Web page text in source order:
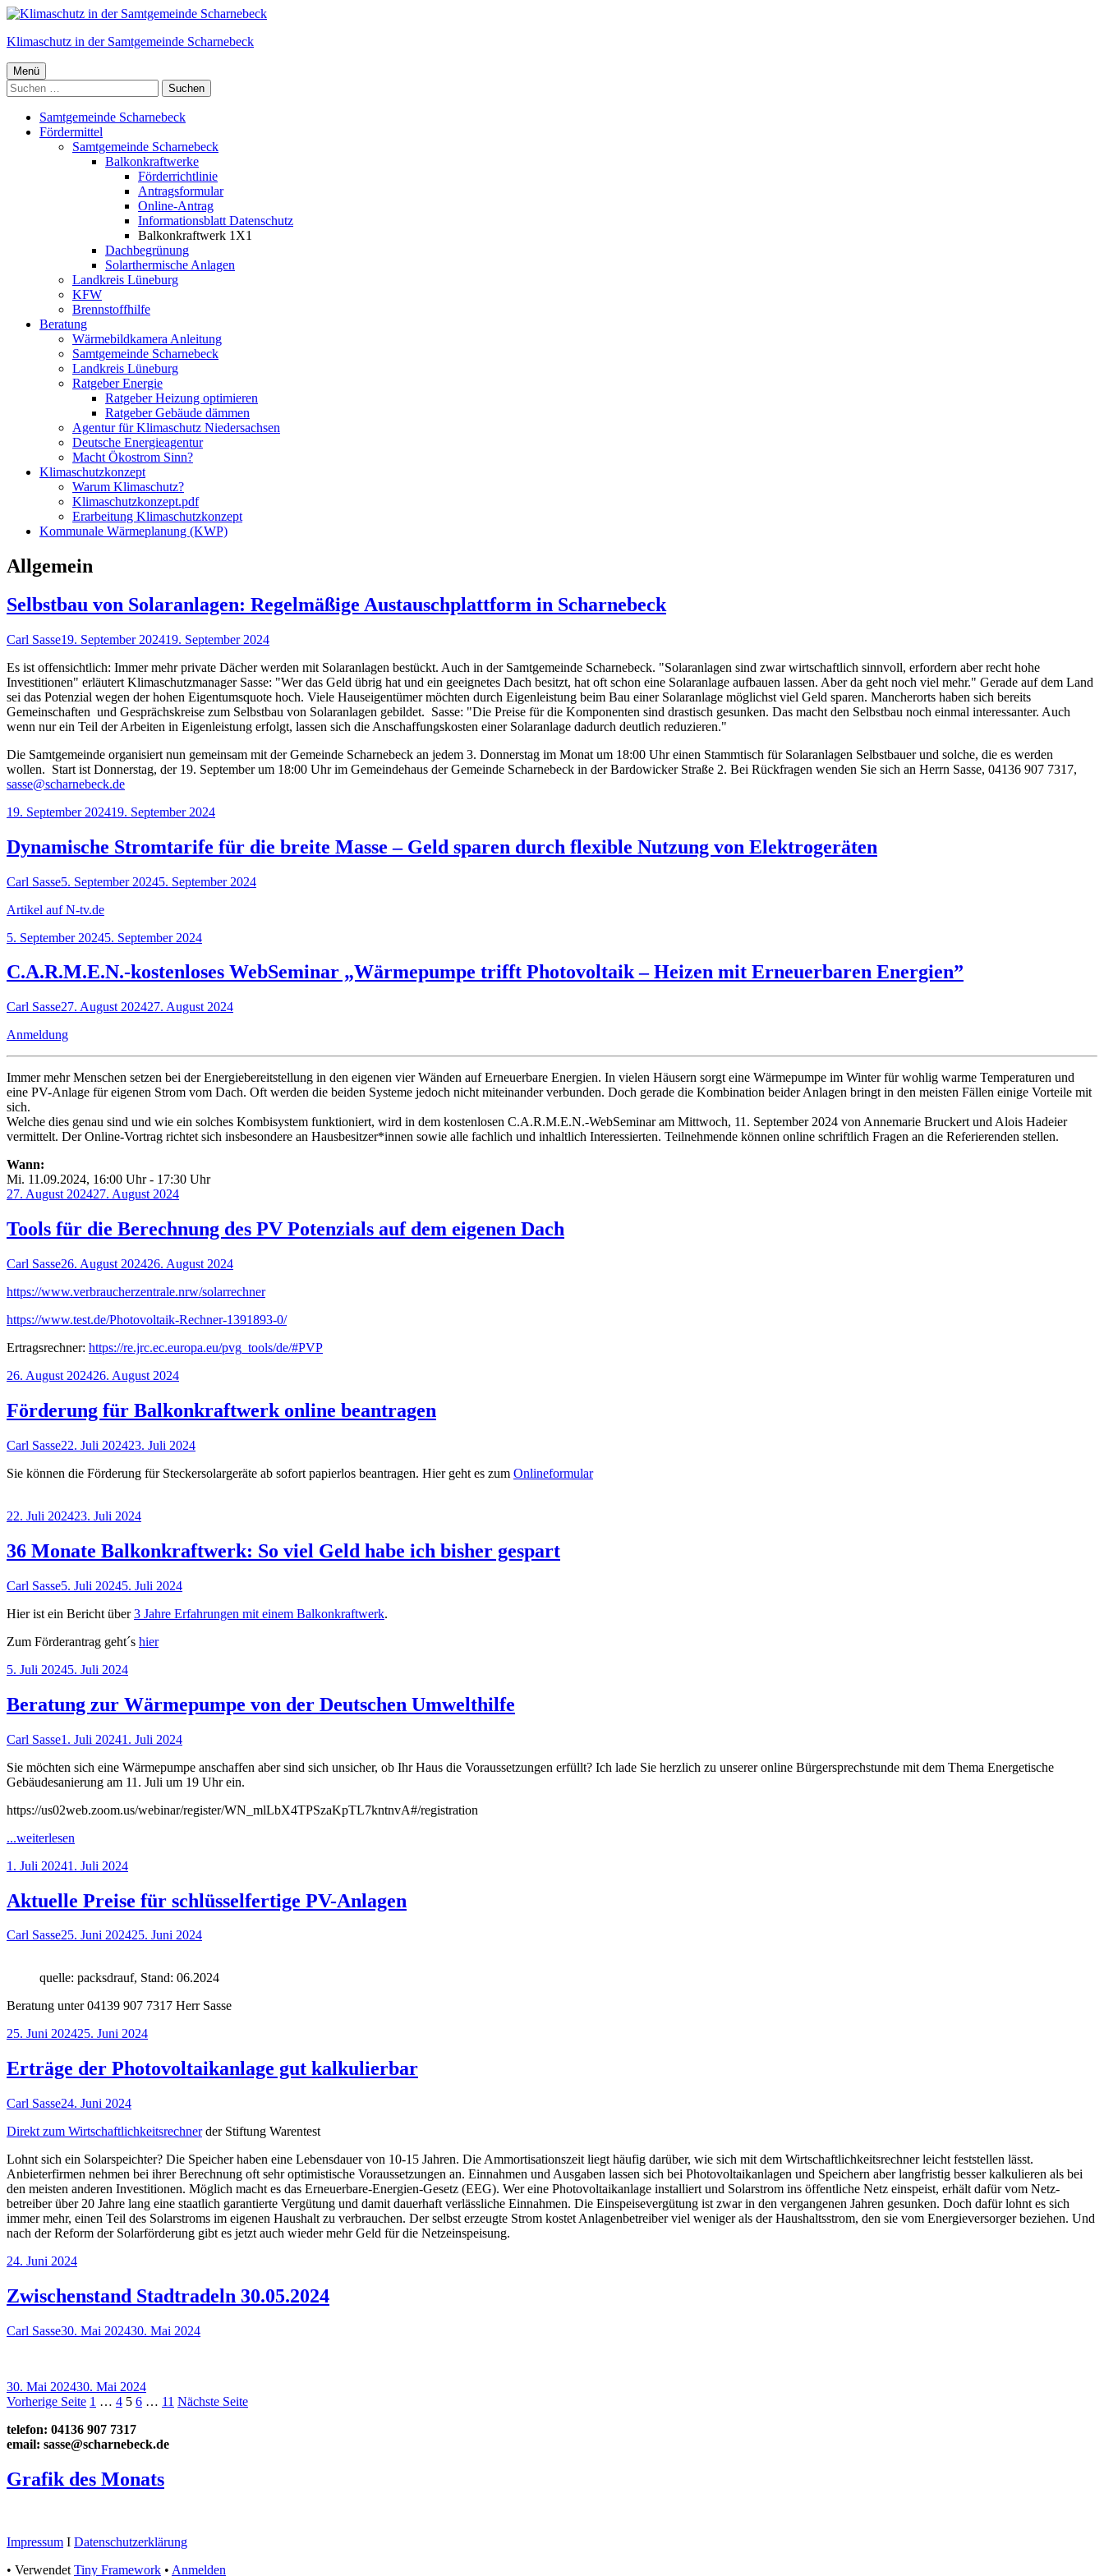
Springe
Inhalt
Klimaschutz in der Samtgemeinde Scharnebeck
Primäres
Menü
Menü
Suchen
nach:
Samtgemeinde Scharnebeck
Fördermittel
Samtgemeinde Scharnebeck
Balkonkraftwerke
Förderrichtlinie
Antragsformular
Online-Antrag
Informationsblatt Datenschutz
Balkonkraftwerk 1X1
Dachbegrünung
Solarthermische Anlagen
Landkreis Lüneburg
KFW
Brennstoffhilfe
Beratung
Wärmebildkamera Anleitung
Samtgemeinde Scharnebeck
Landkreis Lüneburg
Ratgeber Energie
Ratgeber Heizung optimieren
Ratgeber Gebäude dämmen
Agentur für Klimaschutz Niedersachsen
Deutsche Energieagentur
Macht Ökostrom Sinn?
Klimaschutzkonzept
Warum Klimaschutz?
Klimaschutzkonzept.pdf
Erarbeitung Klimaschutzkonzept
Kommunale Wärmeplanung (KWP)
Kategorie:
Allgemein
Selbstbau von Solaranlagen: Regelmäßige Austauschplattform in Scharnebeck
Autor
Carl SasseVeröffentlicht
19. September 202419. September 2024
Es ist offensichtlich: Immer mehr private Dächer werden mit Solaranlagen bestückt. Auch in der Samtgemeinde Scharnebeck. "Solaranlagen sind zwar wirtschaftlich sinnvoll, erfordern aber recht hohe
Investitionen" erläutert Klimaschutzmanager Sasse: "Wer das Geld übrig hat und ein geeignetes Dach besitzt, hat oft schon eine Solaranlage aufbauen lassen. Aber da geht noch viel mehr." Gerade auf dem Land
sei das Potenzial wegen der hohen Eigentumsquote hoch. Viele Hauseigentümer möchten durch Eigenleistung beim Bau einer Solaranlage möglichst viel Geld sparen. Mancherorts haben sich bereits
Gemeinschaften und Gesprächskreise zum Selbstbau von Solaranlagen gebildet. Sasse: "Die Preise für die Komponenten sind drastisch gesunken. Das macht den Selbstbau noch einmal interessanter. Auch
wenn nur ein Teil der Arbeiten in Eigenleistung erfolgt, lassen sich die Anschaffungskosten einer Solaranlage dadurch deutlich reduzieren."
Die Samtgemeinde organisiert nun gemeinsam mit der Gemeinde Scharnebeck an jedem 3. Donnerstag im Monat um 18:00 Uhr einen Stammtisch für Solaranlagen Selbstbauer und solche, die es werden
wollen. Start ist Donnerstag, der 19. September um 18:00 Uhr im Gemeindehaus der Gemeinde Scharnebeck in der Bardowicker Straße 2. Bei Rückfragen wenden Sie sich an Herrn Sasse, 04136 907 7317,
sasse@scharnebeck.de
Veröffentlicht
19. September 202419. September 2024
Dynamische Stromtarife für die breite Masse – Geld sparen durch flexible Nutzung von Elektrogeräten
Autor
Carl SasseVeröffentlicht
5. September 20245. September 2024
Artikel auf N-tv.de
Veröffentlicht
5. September 20245. September 2024
C.A.R.M.E.N.-kostenloses WebSeminar „Wärmepumpe trifft Photovoltaik – Heizen mit Erneuerbaren Energien”
Autor
Carl SasseVeröffentlicht
27. August 202427. August 2024
Anmeldung
Immer mehr Menschen setzen bei der Energiebereitstellung in den eigenen vier Wänden auf Erneuerbare Energien. In vielen Häusern sorgt eine Wärmepumpe im Winter für wohlig warme Temperaturen und
eine PV-Anlage für eigenen Strom vom Dach. Oft werden die beiden Systeme jedoch nicht miteinander verbunden. Doch gerade die Kombination beider Anlagen bringt in den meisten Fällen einige Vorteile mit
sich.
Welche dies genau sind und wie ein solches Kombisystem funktioniert, wird in dem kostenlosen C.A.R.M.E.N.-WebSeminar am Mittwoch, 11. September 2024 von Annemarie Bruckert und Alois Hadeier
vermittelt. Der Online-Vortrag richtet sich insbesondere an Hausbesitzer*innen sowie alle fachlich und inhaltlich Interessierten. Teilnehmende können online schriftlich Fragen an die Referierenden stellen.
Wann:
Mi. 11.09.2024, 16:00 Uhr - 17:30 Uhr
Veröffentlicht
27. August 202427. August 2024
Tools für die Berechnung des PV Potenzials auf dem eigenen Dach
Autor
Carl SasseVeröffentlicht
26. August 202426. August 2024
https://www.verbraucherzentrale.nrw/solarrechner
https://www.test.de/Photovoltaik-Rechner-1391893-0/
Ertragsrechner: https://re.jrc.ec.europa.eu/pvg_tools/de/#PVP
Veröffentlicht
26. August 202426. August 2024
Förderung für Balkonkraftwerk online beantragen
Autor
Carl SasseVeröffentlicht
22. Juli 202423. Juli 2024
Sie können die Förderung für Steckersolargeräte ab sofort papierlos beantragen. Hier geht es zum Onlineformular
Veröffentlicht
22. Juli 202423. Juli 2024
36 Monate Balkonkraftwerk: So viel Geld habe ich bisher gespart
Autor
Carl SasseVeröffentlicht
5. Juli 20245. Juli 2024
Hier ist ein Bericht über3 Jahre Erfahrungen mit einem Balkonkraftwerk.
Zum Förderantrag geht´s hier
Veröffentlicht
5. Juli 20245. Juli 2024
Beratung zur Wärmepumpe von der Deutschen Umwelthilfe
Autor
Carl SasseVeröffentlicht
1. Juli 20241. Juli 2024
Sie möchten sich eine Wärmepumpe anschaffen aber sind sich unsicher, ob Ihr Haus die Voraussetzungen erfüllt? Ich lade Sie herzlich zu unserer online Bürgersprechstunde mit dem Thema Energetische
Gebäudesanierung am 11. Juli um 19 Uhr ein.
https://us02web.zoom.us/webinar/register/WN_mlLbX4TPSzaKpTL7kntnvA#/registration
...weiterlesen
Wärmepumpe
der
Deutschen
Veröffentlicht
1. Juli 20241. Juli 2024
Aktuelle Preise für schlüsselfertige PV-Anlagen
Autor
Carl SasseVeröffentlicht
25. Juni 202425. Juni 2024
quelle: packsdrauf, Stand: 06.2024
Beratung unter 04139 907 7317 Herr Sasse
Veröffentlicht
25. Juni 202425. Juni 2024
Erträge der Photovoltaikanlage gut kalkulier­bar
Autor
Carl SasseVeröffentlicht
24. Juni 2024
Direkt zum Wirtschaftlichkeitsrechnerder Stiftung Warentest
Lohnt sich ein Solarspeichter? Die Speicher haben eine Lebensdauer von 10-15 Jahren. Die Ammortisationszeit liegt häufig darüber, wie sich mit dem Wirtschaftlichkeitsrechner leicht feststellen lässt.
Anbieterfirmen nehmen bei ihrer Berechnung oft sehr optimistische Voraussetzungen an. Einnahmen und Ausgaben lassen sich bei Photovoltaikanlagen und Speichern aber lang­fristig besser kalkulieren als bei
den meisten anderen Investitionen. Möglich macht es das Erneuer­bare-Energien-Gesetz (EEG). Wer eine Photovoltaikanlage installiert und Solar­strom ins öffent­liche Netz einspeist, erhält dafür vom Netz­
betreiber über 20 Jahre lang eine staatlich garan­tierte Vergütung und damit dauer­haft verläss­liche Einnahmen. Die Einspeise­vergütung ist zwar in den vergangenen Jahren gesunken. Doch dafür lohnt es sich
immer mehr, einen Teil des Solar­stroms im eigenen Haushalt zu verbrauchen. Der selbst erzeugte Strom kostet Anlagen­betreiber viel weniger als der Haus­halts­strom, den sie vom Energieversorger beziehen. Und
nach der Reform der Solar­förderung gibt es jetzt auch wieder mehr Geld für die Netz­einspeisung.
Veröffentlicht
24. Juni 2024
Zwischenstand Stadtradeln 30.05.2024
Autor
Carl SasseVeröffentlicht
30. Mai 202430. Mai 2024
Veröffentlicht
am
30. Mai 202430. Mai 2024
Seitennummerierung
der
Beiträge
Vorherige Seite Seite
1 … Seite
4 Seite
5 Seite
6 … Seite
11 Nächste Seite
Haupt-
Seitenleiste
telefon: 04136 907 7317
email: sasse@scharnebeck.de
Grafik des Monats
Footer
Inhalt
Impressum I Datenschutzerklärung
• Verwendet Tiny Framework • Anmelden